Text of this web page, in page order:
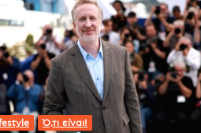
Ό,τι είναι!